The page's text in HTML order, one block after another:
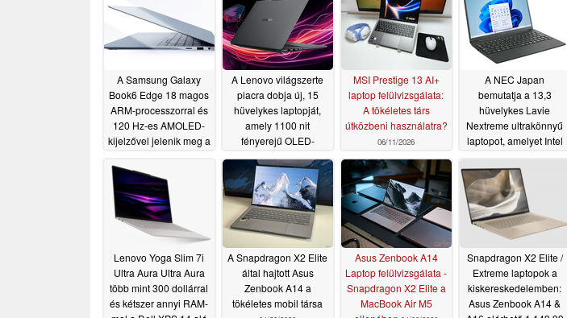
A Samsung Galaxy
Book6 Edge 18 magos
ARM-processzorral és
120 Hz-es AMOLED-
kijelzővel jelenik meg a
A Lenovo világszerte
piacra dobja új, 15
hüvelykes laptopját,
amely 1100 nit
fényerejű OLED-
kijelzővel és 96 GB
VRAM-mal rendelkezik
06/15/2026
MSI Prestige 13 AI+
laptop felülvizsgálata:
A tökéletes társ
útközbeni használatra?
06/11/2026
A NEC Japan
bemutatja a 13,3
hüvelykes Lavie
Nextreme ultrakönnyű
laptopot, amelyet Intel
Core Ultra 7 258V CPU
hajt05/27/2026
Lenovo Yoga Slim 7i
Ultra Aura Ultra Aura
több mint 300 dollárral
és kétszer annyi RAM-
A Snapdragon X2 Elite
által hajtott Asus
Zenbook A14 a
tökéletes mobil társa
Asus Zenbook A14
Laptop felülvizsgálata -
Snapdragon X2 Elite a
MacBook Air M5
Snapdragon X2 Elite /
Extreme laptopok a
kiskereskedelemben:
Asus Zenbook A14 &